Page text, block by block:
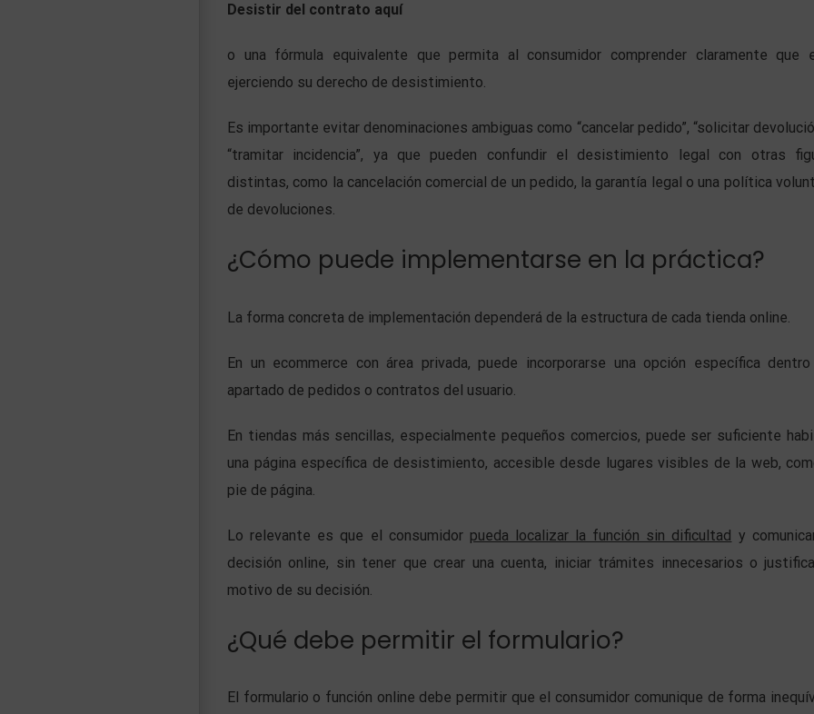
Desistir del contrato aquí
o una fórmula equivalente que permita al consumidor comprender claramente que
ejerciendo su derecho de desistimiento.
Es importante evitar denominaciones ambiguas como “cancelar pedido”, “solicitar
“tramitar incidencia”, ya que pueden confundir el desistimiento legal con otras
distintas, como la cancelación comercial de un pedido, la garantía legal o una política
de devoluciones.
¿Cómo puede implementarse en la práctica?
La forma concreta de implementación dependerá de la estructura de cada tienda online.
En un ecommerce con área privada, puede incorporarse una opción específica
apartado de pedidos o contratos del usuario.
En tiendas más sencillas, especialmente pequeños comercios, puede ser suficiente
una página específica de desistimiento, accesible desde lugares visibles de la web,
pie de página.
Lo relevante es que el consumidor pueda localizar la función sin dificultad y
decisión online, sin tener que crear una cuenta, iniciar trámites innecesarios o
motivo de su decisión.
¿Qué debe permitir el formulario?
El formulario o función online debe permitir que el consumidor comunique de forma